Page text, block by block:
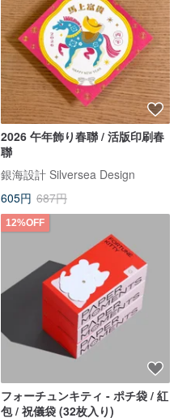
2026 午年飾り春聯 / 活版印刷春
聯
銀海設計 Silversea Design
605円 687円
12%OFF
フォーチュンキティ - ポチ袋 / 紅
包 / 祝儀袋 (32枚入り)